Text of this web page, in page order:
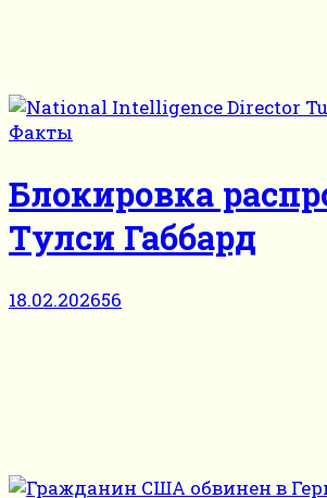
Факты
Блокировка
Тулси Габбард
18.02.202656